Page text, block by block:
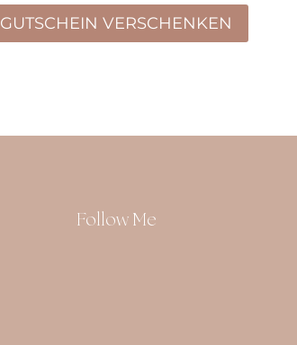
GUTSCHEIN VERSCHENKEN
Follow Me